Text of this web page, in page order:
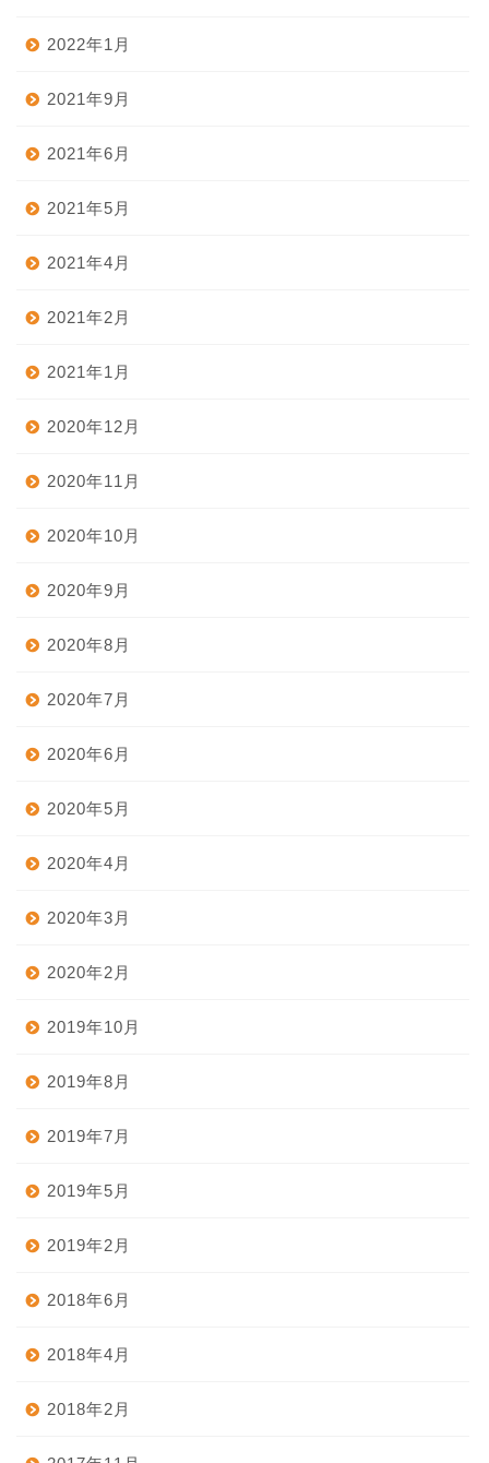
2022年1月
2021年9月
2021年6月
2021年5月
2021年4月
2021年2月
2021年1月
2020年12月
2020年11月
2020年10月
2020年9月
2020年8月
2020年7月
2020年6月
2020年5月
2020年4月
2020年3月
2020年2月
2019年10月
2019年8月
2019年7月
2019年5月
2019年2月
2018年6月
2018年4月
2018年2月